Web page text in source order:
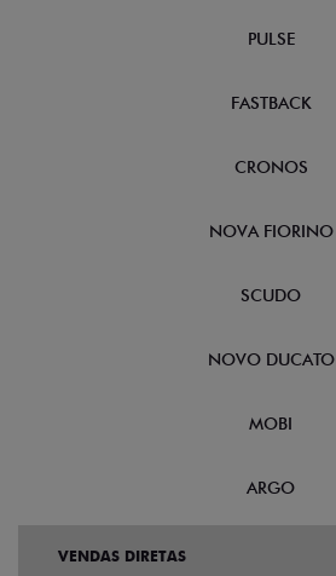
PULSE
FASTBACK
CRONOS
NOVA FIORINO
SCUDO
NOVO DUCATO
MOBI
ARGO
VENDAS DIRETAS